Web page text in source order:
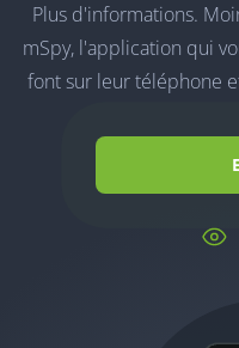
BLOG
Plus d'informations.
mSpy, l'application qui
font sur leur téléphone